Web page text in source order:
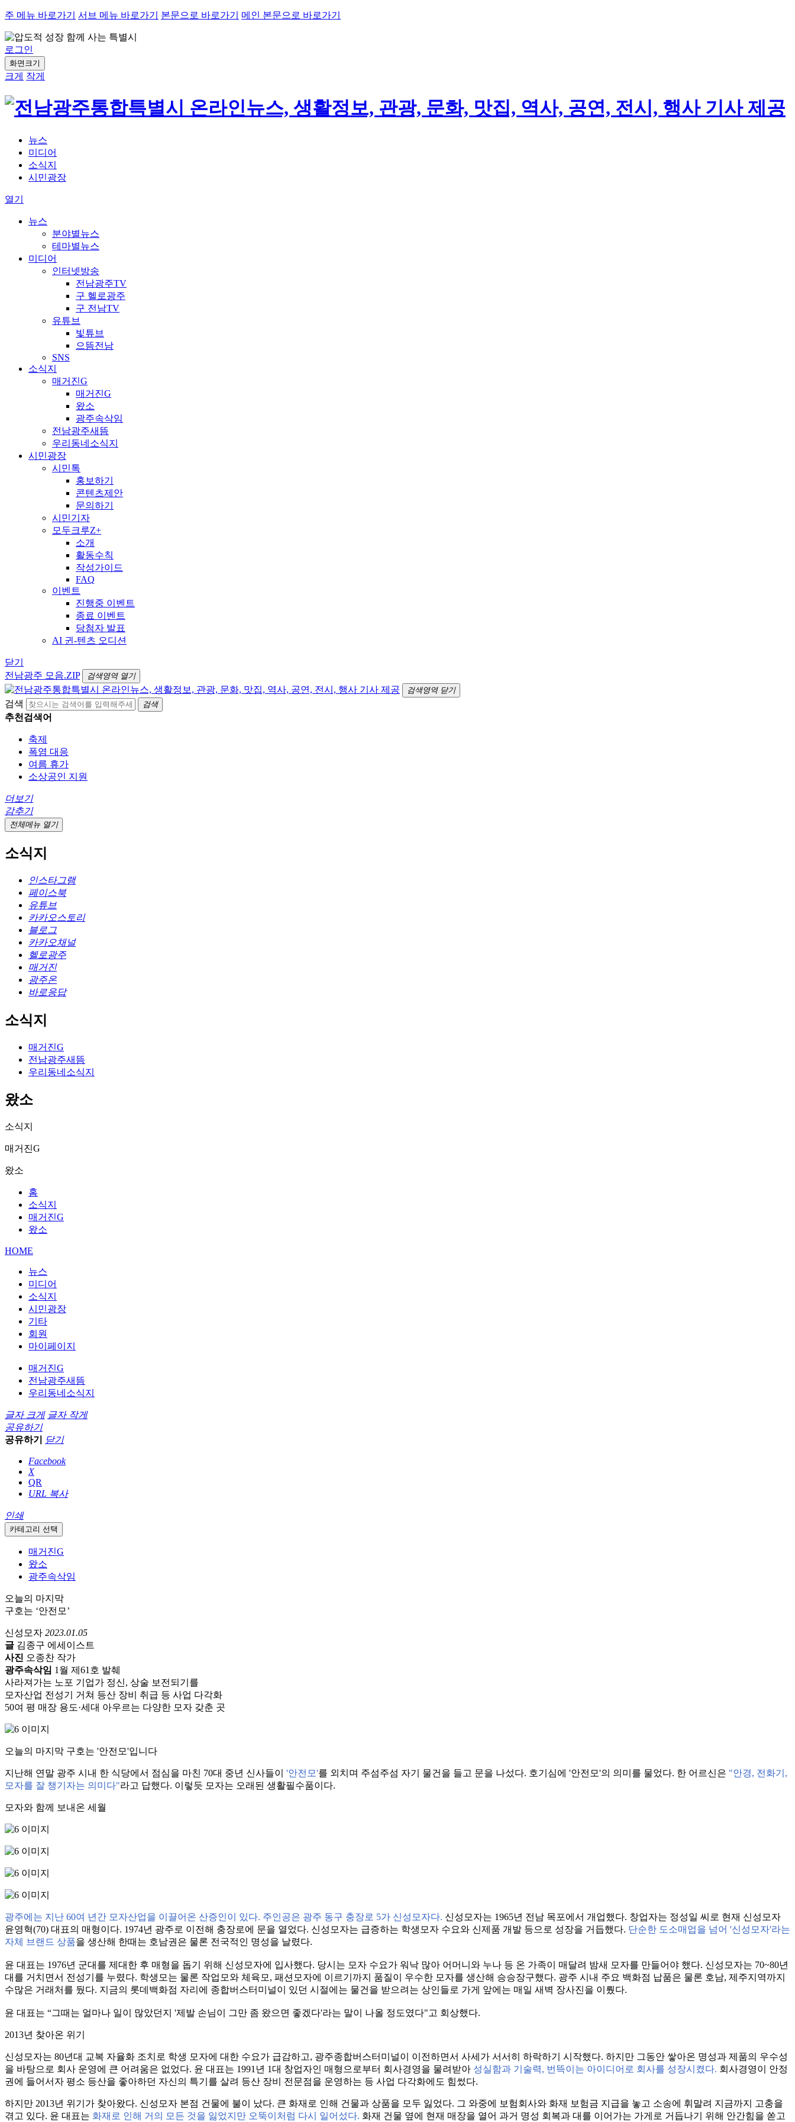
주 메뉴 바로가기 서브 메뉴 바로가기 본문으로 바로가기 메인 본문으로 바로가기
로그인
화면크기
크게 작게
뉴스
미디어
소식지
시민광장
열기
뉴스
분야별뉴스
테마별뉴스
미디어
인터넷방송
전남광주TV
구 헬로광주
구 전남TV
유튜브
빛튜브
으뜸전남
SNS
소식지
매거진G
매거진G
왔소
광주속삭임
전남광주새뜸
우리동네소식지
시민광장
시민톡
홍보하기
콘텐츠제안
문의하기
시민기자
모두크루Z+
소개
활동수칙
작성가이드
FAQ
이벤트
진행중 이벤트
종료 이벤트
당첨자 발표
AI 귄-텐츠 오디션
닫기
전남광주 모음.ZIP
검색영역 열기
검색영역 닫기
검색 검색
추천검색어
축제
폭염 대응
여름 휴가
소상공인 지원
더보기
감추기
전체메뉴 열기
소식지
인스타그램
페이스북
유튜브
카카오스토리
블로그
카카오채널
헬로광주
매거진
광주온
바로응답
소식지
매거진G
전남광주새뜸
우리동네소식지
왔소
소식지
매거진G
왔소
홈
소식지
매거진G
왔소
HOME
뉴스
미디어
소식지
시민광장
기타
회원
마이페이지
매거진G
전남광주새뜸
우리동네소식지
글자 크게 글자 작게
공유하기
공유하기
닫기
Facebook
X
QR
URL 복사
인쇄
카테고리 선택
매거진G
왔소
광주속삭임
오늘의 마지막
구호는 ‘안전모’
신성모자 2023.01.05
글 김종구 에세이스트
사진 오종찬 작가
광주속삭임 1월 제61호 발췌
사라져가는 노포 기업가 정신, 상술 보전되기를
모자산업 전성기 거쳐 등산 장비 취급 등 사업 다각화
50여 평 매장 용도·세대 아우르는 다양한 모자 갖춘 곳
오늘의 마지막 구호는 '안전모'입니다
지난해 연말 광주 시내 한 식당에서 점심을 마친 70대 중년 신사들이 '안전모'를 외치며 주섬주섬 자기 물건을 들고 문을 나섰다. 호기심에 '안전모'의 의미를 물었다. 한 어르신은 "안경, 전화기,
모자를 잘 챙기자는 의미다"라고 답했다. 이렇듯 모자는 오래된 생활필수품이다.
모자와 함께 보내온 세월
광주에는 지난 60여 년간 모자산업을 이끌어온 산증인이 있다. 주인공은 광주 동구 충장로 5가 신성모자다. 신성모자는 1965년 전남 목포에서 개업했다. 창업자는 정성일 씨로 현재 신성모자
윤영혁(70) 대표의 매형이다. 1974년 광주로 이전해 충장로에 문을 열었다. 신성모자는 급증하는 학생모자 수요와 신제품 개발 등으로 성장을 거듭했다. 단순한 도소매업을 넘어 '신성모자'라는
자체 브랜드 상품을 생산해 한때는 호남권은 물론 전국적인 명성을 날렸다.
윤 대표는 1976년 군대를 제대한 후 매형을 돕기 위해 신성모자에 입사했다. 당시는 모자 수요가 워낙 많아 어머니와 누나 등 온 가족이 매달려 밤새 모자를 만들어야 했다. 신성모자는 70~80년
대를 거치면서 전성기를 누렸다. 학생모는 물론 작업모와 체육모, 패션모자에 이르기까지 품질이 우수한 모자를 생산해 승승장구했다. 광주 시내 주요 백화점 납품은 물론 호남, 제주지역까지
수많은 거래처를 뒀다. 지금의 롯데백화점 자리에 종합버스터미널이 있던 시절에는 물건을 받으려는 상인들로 가게 앞에는 매일 새벽 장사진을 이뤘다.
윤 대표는 “그때는 얼마나 일이 많았던지 '제발 손님이 그만 좀 왔으면 좋겠다'라는 말이 나올 정도였다"고 회상했다.
2013년 찾아온 위기
신성모자는 80년대 교복 자율화 조치로 학생 모자에 대한 수요가 급감하고, 광주종합버스터미널이 이전하면서 사세가 서서히 하락하기 시작했다. 하지만 그동안 쌓아온 명성과 제품의 우수성
을 바탕으로 회사 운영에 큰 어려움은 없었다. 윤 대표는 1991년 1대 창업자인 매형으로부터 회사경영을 물려받아 성실함과 기술력, 번뜩이는 아이디어로 회사를 성장시켰다. 회사경영이 안정
권에 들어서자 평소 등산을 좋아하던 자신의 특기를 살려 등산 장비 전문점을 운영하는 등 사업 다각화에도 힘썼다.
하지만 2013년 위기가 찾아왔다. 신성모자 본점 건물에 불이 났다. 큰 화재로 인해 건물과 상품을 모두 잃었다. 그 와중에 보험회사와 화재 보험금 지급을 놓고 소송에 휘말려 지금까지 고충을
겪고 있다. 윤 대표는 화재로 인해 거의 모든 것을 잃었지만 오뚝이처럼 다시 일어섰다. 화재 건물 옆에 현재 매장을 열어 과거 명성 회복과 대를 이어가는 가게로 거듭나기 위해 안간힘을 쏟고